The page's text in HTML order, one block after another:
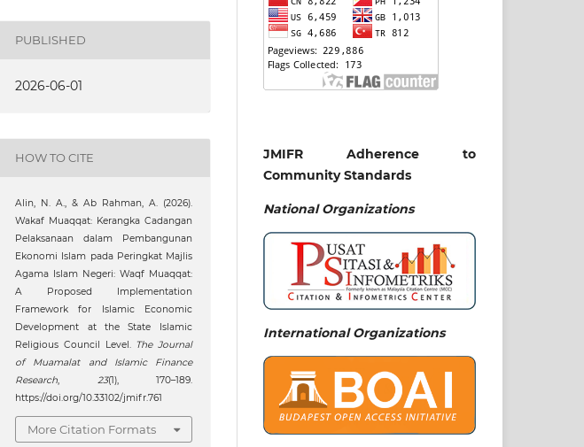
PUBLISHED
2026-06-01
HOW TO CITE
Alin, N. A., & Ab Rahman, A. (2026).
Wakaf Muaqqat: Kerangka Cadangan
Pelaksanaan dalam Pembangunan
Ekonomi Islam pada Peringkat Majlis
Agama Islam Negeri: Waqf Muaqqat:
A Proposed Implementation
Framework for Islamic Economic
Development at the State Islamic
Religious Council Level.
The Journal
of Muamalat and Islamic Finance
Research
23(1), 170–189.
https://doi.org/10.33102/jmifr.761
More Citation Formats
JMIFR Adherence to
Community Standards
National Organizations
International Organizations